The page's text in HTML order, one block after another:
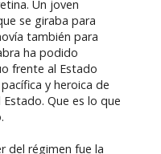
Un joven
se giraba para
también para
ha podido
frente al Estado
y heroica de
Que es lo que
del régimen fue la